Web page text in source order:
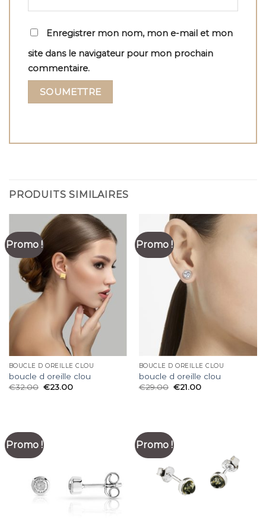
Enregistrer mon nom, mon e-mail et mon
site dans le navigateur pour mon prochain
commentaire.
PRODUITS SIMILAIRES
Promo !
BOUCLE D OREILLE CLOU
boucle d oreille clou
€32.00 €23.00
Promo !
BOUCLE D OREILLE CLOU
boucle d oreille clou
€29.00 €21.00
Promo ! Promo !